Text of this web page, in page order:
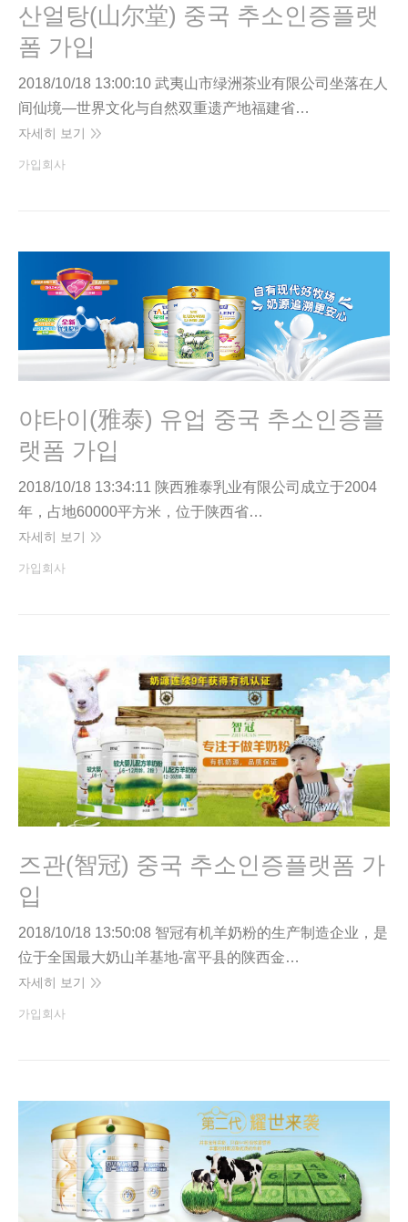
산얼탕(山尔堂) 중국 추소인증플랫
폼 가입
2018/10/18 13:00:10 武夷山市绿洲茶业有限公司坐落在人
间仙境—世界文化与自然双重遗产地福建省…
자세히 보기
가입회사
야타이(雅泰) 유업 중국 추소인증플
랫폼 가입
2018/10/18 13:34:11 陕西雅泰乳业有限公司成立于2004
年，占地60000平方米，位于陕西省…
자세히 보기
가입회사
즈관(智冠) 중국 추소인증플랫폼 가
입
2018/10/18 13:50:08 智冠有机羊奶粉的生产制造企业，是
位于全国最大奶山羊基地-富平县的陕西金…
자세히 보기
가입회사